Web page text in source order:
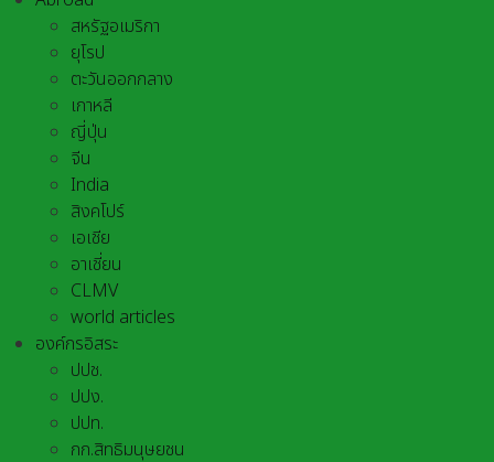
สหรัฐอเมริกา
ยุโรป
ตะวันออกกลาง
เกาหลี
ญี่ปุ่น
จีน
India
สิงคโปร์
เอเชีย
อาเชี่ยน
CLMV
world articles
องค์กรอิสระ
ปปช.
ปปง.
ปปท.
กก.สิทธิมนุษยชน